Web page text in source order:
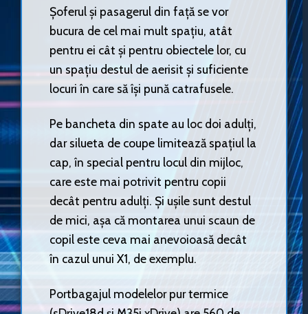
Șoferul și pasagerul din față se vor
bucura de cel mai mult spațiu, atât
pentru ei cât și pentru obiectele lor, cu
un spațiu destul de aerisit și suficiente
locuri în care să își pună catrafusele.
Pe bancheta din spate au loc doi adulți,
dar silueta de coupe limitează spațiul la
cap, în special pentru locul din mijloc,
care este mai potrivit pentru copii
decât pentru adulți. Și ușile sunt destul
de mici, așa că montarea unui scaun de
copil este ceva mai anevoioasă decât
în cazul unui X1, de exemplu.
Portbagajul modelelor pur termice